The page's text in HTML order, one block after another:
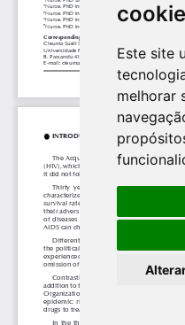
Este site
melhorar